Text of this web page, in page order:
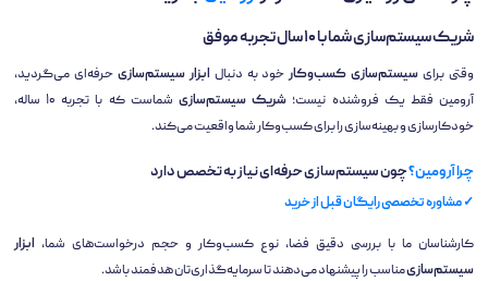
شریک سیستم‌سازی شما با ۱۰ سال تجربه موفق
وقتی برای سیستم‌سازی کسب‌وکارخود به دنبال ابزار سیستم‌سازی حرفه‌ای می‌گردید،
آرومین فقط یک فروشنده نیست؛ شریک سیستم‌سازی
شماست که با تجربه ۱۰ ساله،
خودکارسازی و بهینه‌سازی را برای کسب‌وکار شما واقعیت می‌کند.
چرا آرومین؟چون سیستم‌سازی حرفه‌ای نیاز به تخصص دارد
✓ مشاوره تخصصی رایگان قبل از خرید
کارشناسان ما با بررسی دقیق فضا، نوع کسب‌وکار و حجم درخواست‌های شما، ابزار
سیستم‌سازیمناسب را پیشنهاد می‌دهند تا سرمایه‌گذاری‌تان هدفمند باشد.